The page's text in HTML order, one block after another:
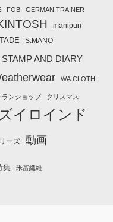
FOB GERMAN TRAINER
manipuri
S.MANO
STAMP AND DIARY
WA.CLOTH
ランショップ クリスマス
イロインド
ーズ 動画
集 米富繊維